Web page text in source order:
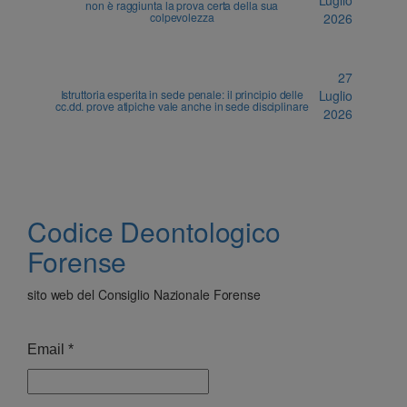
non è raggiunta la prova certa della sua
colpevolezza
2026
Istruttoria esperita in sede penale: il principio delle
cc.dd. prove atipiche vale anche in sede disciplinare
27
Luglio
2026
Codice Deontologico
Forense
sito web del Consiglio Nazionale Forense
Email *